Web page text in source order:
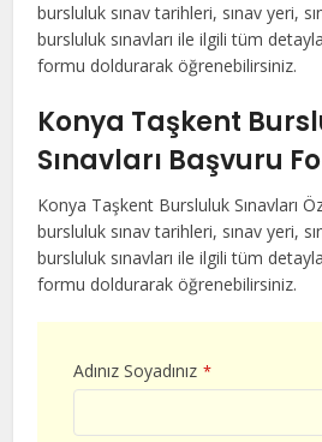
bursluluk sınav tarihleri, sınav yeri,
bursluluk sınavları ile ilgili tüm
formu doldurarak öğrenebilirsiniz.
Konya Taşkent
Sınavları Başvuru
Konya Taşkent Bursluluk Sınavları
bursluluk sınav tarihleri, sınav yeri,
bursluluk sınavları ile ilgili tüm
formu doldurarak öğrenebilirsiniz.
Adınız Soyadınız *